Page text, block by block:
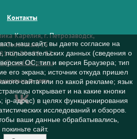
Контакты
Карелия, г. Петрозаводск,
Советская, 15
59–93–33
ptz.ru
сети
наш сайт, вы даете согласие на
пользовательских данных (сведения о
ОС; тип и версия Браузера; тип
его экрана; источник откуда пришел
сайта или по какой рекламе; язык
открывает и на какие кнопки
ip-адрес) в целях функционирования
исследований и обзоров.
ваши данные обрабатывались,
покиньте сайт.